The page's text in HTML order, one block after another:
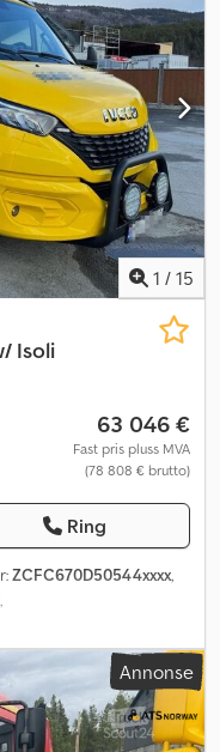
1 / 15
Isoli
63 046 €
Fast pris pluss MVA
(78 808 € brutto)
Ring
ZCFC670D50544xxxx,
,
Annonse